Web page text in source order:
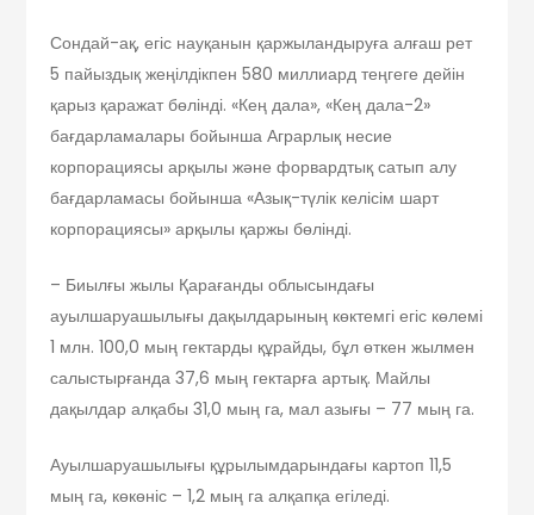
Сондай-ақ, егіс науқанын қаржыландыруға алғаш рет
5 пайыздық жеңілдікпен 580 миллиард теңгеге дейін
қарыз қаражат бөлінді. «Кең дала», «Кең дала-2»
бағдарламалары бойынша Аграрлық несие
корпорациясы арқылы және форвардтық сатып алу
бағдарламасы бойынша «Азық-түлік келісім шарт
корпорациясы» арқылы қаржы бөлінді.
– Биылғы жылы Қарағанды облысындағы
ауылшаруашылығы дақылдарының көктемгі егіс көлемі
1 млн. 100,0 мың гектарды құрайды, бұл өткен жылмен
салыстырғанда 37,6 мың гектарға артық. Майлы
дақылдар алқабы 31,0 мың га, мал азығы – 77 мың га.
Ауылшаруашылығы құрылымдарындағы картоп 11,5
мың га, көкөніс – 1,2 мың га алқапқа егіледі.